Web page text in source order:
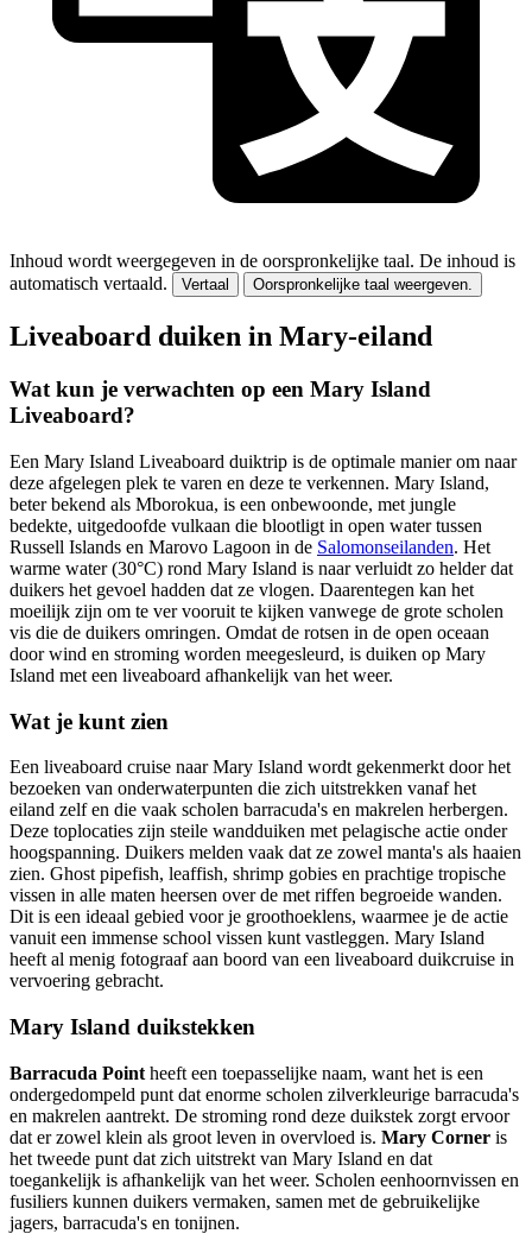
Inhoud wordt weergegeven in de oorspronkelijke taal. De inhoud is
automatisch vertaald.
Vertaal Oorspronkelijke taal weergeven.
Liveaboard duiken in Mary-eiland
Wat kun je verwachten op een Mary Island
Liveaboard?
Een Mary Island Liveaboard duiktrip is de optimale manier om naar
deze afgelegen plek te varen en deze te verkennen. Mary Island,
beter bekend als Mborokua, is een onbewoonde, met jungle
bedekte, uitgedoofde vulkaan die blootligt in open water tussen
Russell Islands en Marovo Lagoon in de Salomonseilanden. Het
warme water (30°C) rond Mary Island is naar verluidt zo helder dat
duikers het gevoel hadden dat ze vlogen. Daarentegen kan het
moeilijk zijn om te ver vooruit te kijken vanwege de grote scholen
vis die de duikers omringen. Omdat de rotsen in de open oceaan
door wind en stroming worden meegesleurd, is duiken op Mary
Island met een liveaboard afhankelijk van het weer.
Wat je kunt zien
Een liveaboard cruise naar Mary Island wordt gekenmerkt door het
bezoeken van onderwaterpunten die zich uitstrekken vanaf het
eiland zelf en die vaak scholen barracuda's en makrelen herbergen.
Deze toplocaties zijn steile wandduiken met pelagische actie onder
hoogspanning. Duikers melden vaak dat ze zowel manta's als haaien
zien. Ghost pipefish, leaffish, shrimp gobies en prachtige tropische
vissen in alle maten heersen over de met riffen begroeide wanden.
Dit is een ideaal gebied voor je groothoeklens, waarmee je de actie
vanuit een immense school vissen kunt vastleggen. Mary Island
heeft al menig fotograaf aan boord van een liveaboard duikcruise in
vervoering gebracht.
Mary Island duikstekken
Barracuda Point heeft een toepasselijke naam, want het is een
ondergedompeld punt dat enorme scholen zilverkleurige barracuda's
en makrelen aantrekt. De stroming rond deze duikstek zorgt ervoor
dat er zowel klein als groot leven in overvloed is. Mary Corner is
het tweede punt dat zich uitstrekt van Mary Island en dat
toegankelijk is afhankelijk van het weer. Scholen eenhoornvissen en
fusiliers kunnen duikers vermaken, samen met de gebruikelijke
jagers, barracuda's en tonijnen.